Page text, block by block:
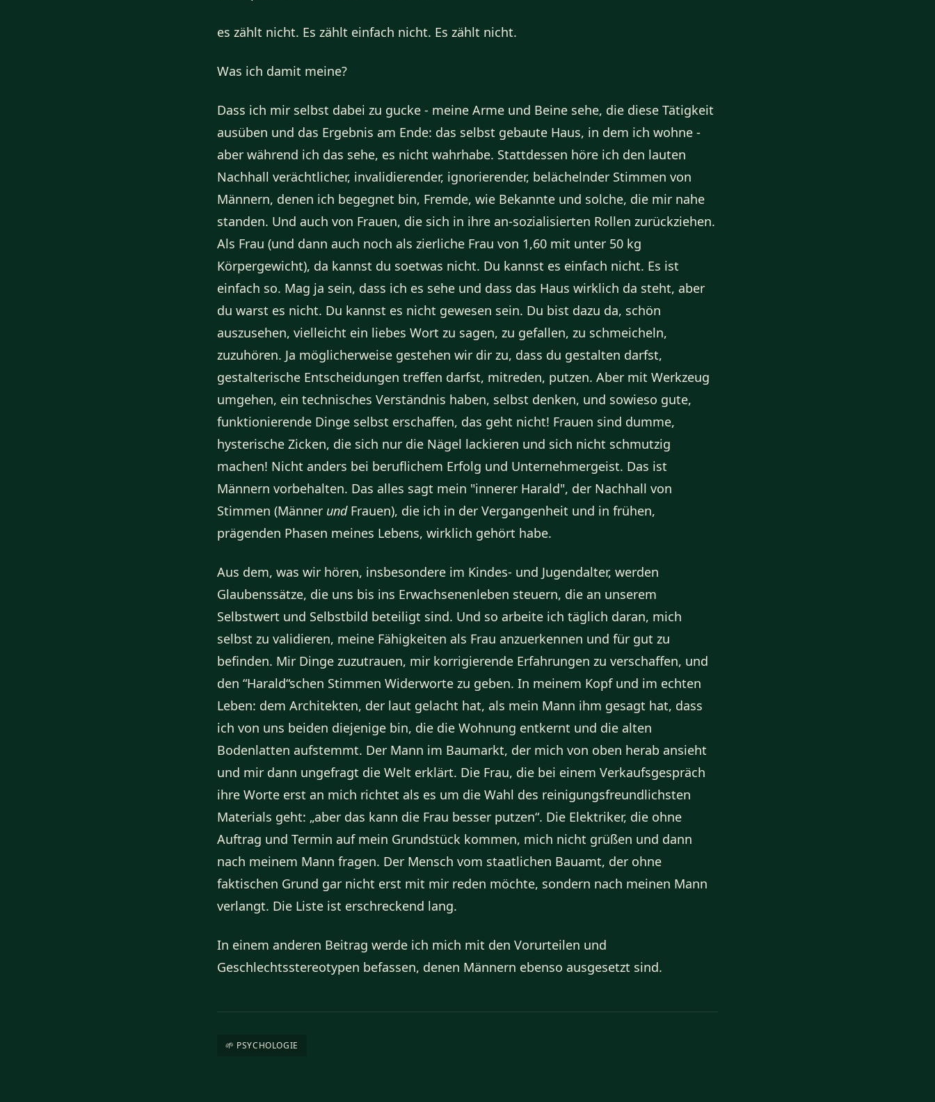
es zählt nicht. Es zählt einfach nicht. Es zählt nicht.
Was ich damit meine?
Dass ich mir selbst dabei zu gucke - meine Arme und Beine sehe, die diese Tätigkeit
ausüben und das Ergebnis am Ende: das selbst gebaute Haus, in dem ich wohne -
aber während ich das sehe, es nicht wahrhabe. Stattdessen höre ich den lauten
Nachhall verächtlicher, invalidierender, ignorierender, belächelnder Stimmen von
Männern, denen ich begegnet bin, Fremde, wie Bekannte und solche, die mir nahe
standen. Und auch von Frauen, die sich in ihre an-sozialisierten Rollen zurückziehen.
Als Frau (und dann auch noch als zierliche Frau von 1,60 mit unter 50 kg
Körpergewicht), da kannst du soetwas nicht. Du kannst es einfach nicht. Es ist
einfach so. Mag ja sein, dass ich es sehe und dass das Haus wirklich da steht, aber
du warst es nicht. Du kannst es nicht gewesen sein. Du bist dazu da, schön
auszusehen, vielleicht ein liebes Wort zu sagen, zu gefallen, zu schmeicheln,
zuzuhören. Ja möglicherweise gestehen wir dir zu, dass du gestalten darfst,
gestalterische Entscheidungen treffen darfst, mitreden, putzen. Aber mit Werkzeug
umgehen, ein technisches Verständnis haben, selbst denken, und sowieso gute,
funktionierende Dinge selbst erschaffen, das geht nicht! Frauen sind dumme,
hysterische Zicken, die sich nur die Nägel lackieren und sich nicht schmutzig
machen! Nicht anders bei beruflichem Erfolg und Unternehmergeist. Das ist
Männern vorbehalten. Das alles sagt mein "innerer Harald", der Nachhall von
Stimmen (Männer undFrauen), die ich in der Vergangenheit und in frühen,
prägenden Phasen meines Lebens, wirklich gehört habe.
Aus dem, was wir hören, insbesondere im Kindes- und Jugendalter, werden
Glaubenssätze, die uns bis ins Erwachsenenleben steuern, die an unserem
Selbstwert und Selbstbild beteiligt sind. Und so arbeite ich täglich daran, mich
selbst zu validieren, meine Fähigkeiten als Frau anzuerkennen und für gut zu
befinden. Mir Dinge zuzutrauen, mir korrigierende Erfahrungen zu verschaffen, und
den “Harald“schen Stimmen Widerworte zu geben. In meinem Kopf und im echten
Leben: dem Architekten, der laut gelacht hat, als mein Mann ihm gesagt hat, dass
ich von uns beiden diejenige bin, die die Wohnung entkernt und die alten
Bodenlatten aufstemmt. Der Mann im Baumarkt, der mich von oben herab ansieht
und mir dann ungefragt die Welt erklärt. Die Frau, die bei einem Verkaufsgespräch
ihre Worte erst an mich richtet als es um die Wahl des reinigungsfreundlichsten
Materials geht: „aber das kann die Frau besser putzen“. Die Elektriker, die ohne
Auftrag und Termin auf mein Grundstück kommen, mich nicht grüßen und dann
nach meinem Mann fragen. Der Mensch vom staatlichen Bauamt, der ohne
faktischen Grund gar nicht erst mit mir reden möchte, sondern nach meinen Mann
verlangt. Die Liste ist erschreckend lang.
In einem anderen Beitrag werde ich mich mit den Vorurteilen und
Geschlechtsstereotypen befassen, denen Männern ebenso ausgesetzt sind.
🌱 PSYCHOLOGIE